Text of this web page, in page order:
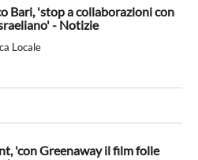
Bari, 'stop a collaborazioni con
- Notizie
Locale
'con Greenaway il film folle